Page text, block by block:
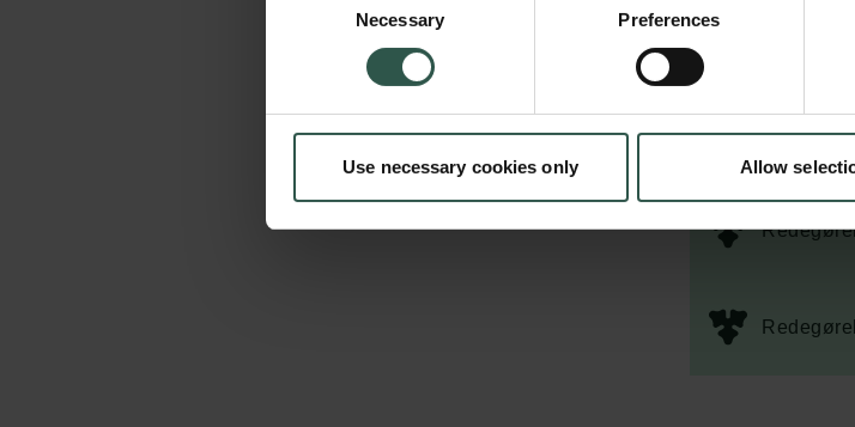
Necessary Preferences
Use necessary cookies only Allow